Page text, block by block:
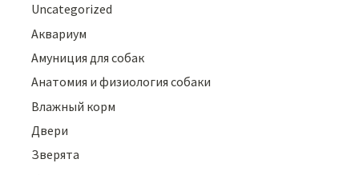
Uncategorized
Аквариум
Амуниция для собак
Анатомия и физиология собаки
Влажный корм
Двери
Зверята